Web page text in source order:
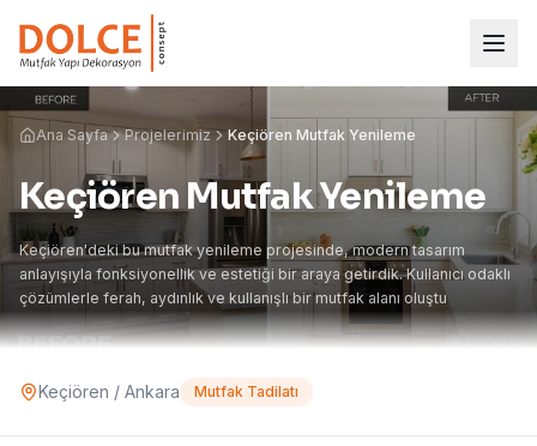
Ana Sayfa Projelerimiz Keçiören Mutfak Yenileme
Keçiören Mutfak Yenileme
Keçiören'deki bu mutfak yenileme projesinde, modern tasarım
anlayışıyla fonksiyonellik ve estetiği bir araya getirdik. Kullanıcı odaklı
çözümlerle ferah, aydınlık ve kullanışlı bir mutfak alanı oluştu
Keçiören / Ankara Mutfak Tadilatı